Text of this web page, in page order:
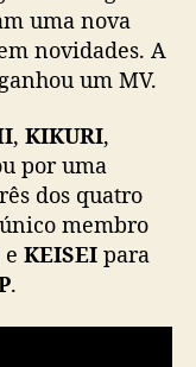
I
t
e
r
a
n
t
e
r
uma nova
novidades. A
um MV.
, KIKURI,
por uma
dos quatro
membro
e KEISEI para
.